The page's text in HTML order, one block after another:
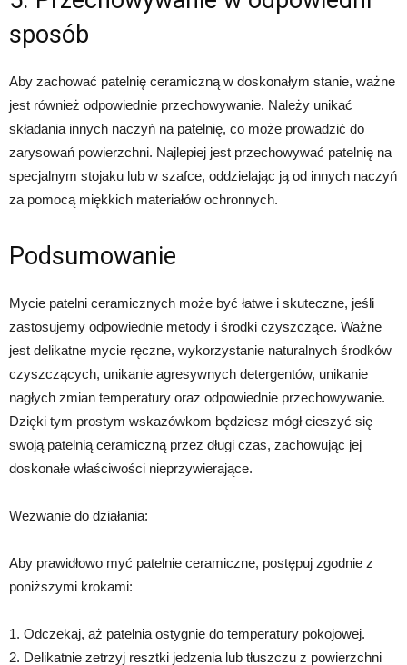
sposób
Aby zachować patelnię ceramiczną w doskonałym stanie, ważne
jest również odpowiednie przechowywanie. Należy unikać
składania innych naczyń na patelnię, co może prowadzić do
zarysowań powierzchni. Najlepiej jest przechowywać patelnię na
specjalnym stojaku lub w szafce, oddzielając ją od innych naczyń
za pomocą miękkich materiałów ochronnych.
Podsumowanie
Mycie patelni ceramicznych może być łatwe i skuteczne, jeśli
zastosujemy odpowiednie metody i środki czyszczące. Ważne
jest delikatne mycie ręczne, wykorzystanie naturalnych środków
czyszczących, unikanie agresywnych detergentów, unikanie
nagłych zmian temperatury oraz odpowiednie przechowywanie.
Dzięki tym prostym wskazówkom będziesz mógł cieszyć się
swoją patelnią ceramiczną przez długi czas, zachowując jej
doskonałe właściwości nieprzywierające.
Wezwanie do działania:
Aby prawidłowo myć patelnie ceramiczne, postępuj zgodnie z
poniższymi krokami:
1. Odczekaj, aż patelnia ostygnie do temperatury pokojowej.
2. Delikatnie zetrzyj resztki jedzenia lub tłuszczu z powierzchni